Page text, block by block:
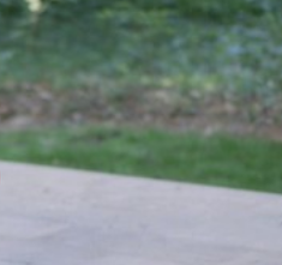
Instruktørens stemme
sjælens flugt
indre fred
morgendrømme
skovens kølighed